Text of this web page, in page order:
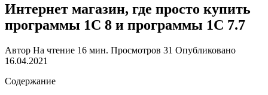
Интернет магазин, где просто купить
программы 1С 8 и программы 1С 7.7
Автор На чтение 16 мин. Просмотров 31 Опубликовано
16.04.2021
Содержание